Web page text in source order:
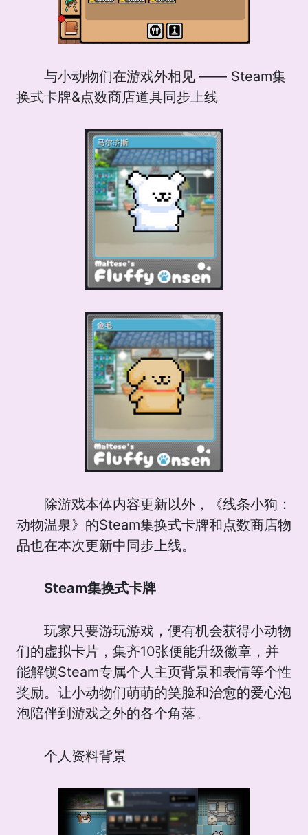
与小动物们在游戏外相见 —— Steam集
换式卡牌&点数商店道具同步上线
除游戏本体内容更新以外，《线条小狗：
动物温泉》的Steam集换式卡牌和点数商店物
品也在本次更新中同步上线。
Steam集换式卡牌
玩家只要游玩游戏，便有机会获得小动物
们的虚拟卡片，集齐10张便能升级徽章，并
能解锁Steam专属个人主页背景和表情等个性
奖励。让小动物们萌萌的笑脸和治愈的爱心泡
泡陪伴到游戏之外的各个角落。
个人资料背景